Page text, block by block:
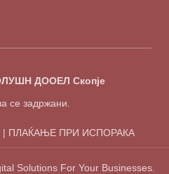
ДООЕЛ Скопје
се задржани.
ПЛАЌАЊЕ ПРИ ИСПОРАКА
Solutions For Your Businesses.